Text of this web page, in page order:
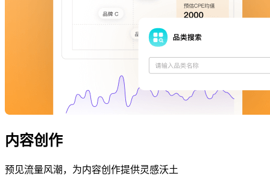
内容创作
预见流量风潮，为内容创作提供灵感沃土